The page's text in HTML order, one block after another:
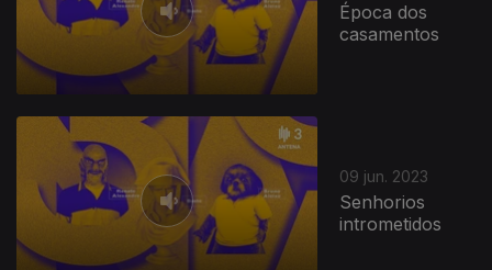
Época dos
casamentos
09 jun. 2023
Senhorios
intrometidos